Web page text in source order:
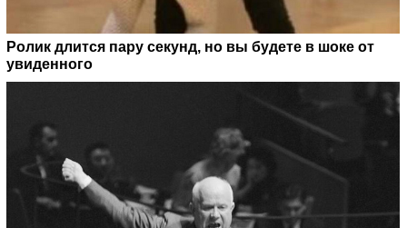
Ролик длится пару секунд, но вы будете в шоке от
увиденного